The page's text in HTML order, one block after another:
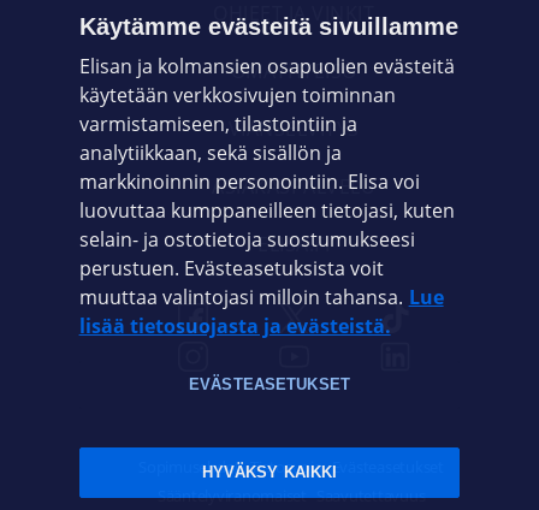
OHJEET JA VINKIT
OMAYHTEISÖ
VIANSELVITYS
ASIAKASPALVELU
ELISA.FI
Sopimusehdot Tietosuoja Evästeasetukset
Sääntelyviranomaiset Saavutettavuus
Käytämme evästeitä sivuillamme
Elisan ja kolmansien osapuolien evästeitä
käytetään verkkosivujen toiminnan
varmistamiseen, tilastointiin ja
analytiikkaan, sekä sisällön ja
markkinoinnin personointiin. Elisa voi
luovuttaa kumppaneilleen tietojasi, kuten
selain- ja ostotietoja suostumukseesi
perustuen. Evästeasetuksista voit
muuttaa valintojasi milloin tahansa. Lue
lisää tietosuojasta ja evästeistä.
EVÄSTEASETUKSET
HYVÄKSY KAIKKI